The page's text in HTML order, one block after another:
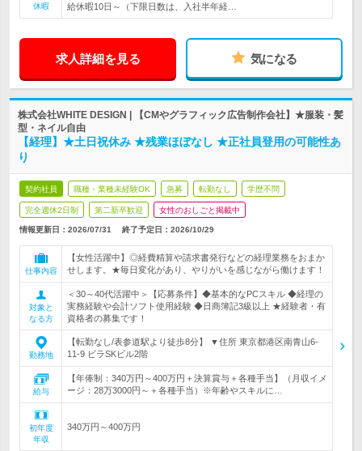
休暇
給休暇10日～（下限日数は、入社半年経…
求人詳細を見る 気になる
株式会社WHITE DESIGN | 【CMやグラフィック広告制作会社】★服装・髪
型・ネイル自由
【経理】★土日祝休み ★残業ほぼなし ★正社員登用の可能性あ
り
契約社員 職種・業種未経験OK 急募 転勤なし 学歴不問
完全週休2日制 第二新卒歓迎 女性のおしごと掲載中
情報更新日：2026/07/31 終了予定日： 2026/10/29
仕事内容
【女性活躍中】◎経費精算や請求書発行などの経理業務をおまか
せします。★毎日変化があり、やりがいを感じながら働けます！
対象と
なる方
＜30～40代活躍中＞【応募条件】◆基本的なPCスキル ◆経理の
実務経験や会計ソフト使用経験 ◆日商簿記3級以上 ★経験者・有
資格者の募集です！
勤務地
【転勤なし/表参道駅より徒歩8分】 ▼住所 東京都港区南青山6-
11-9 ビラSKビル2階
給与
【年俸制：340万円～400万円＋決算賞与＋各種手当】（月収イメ
ージ：28万3000円～＋各種手当）※年齢やスキルに…
初年度
年収
340万円～400万円